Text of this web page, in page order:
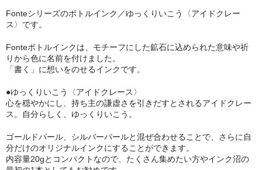
Fonteシリーズのボトルインク／ゆっくりいこう〈アイドクレー
ス〉です。
Fonteボトルインクは、モチーフにした鉱石に込められた意味や祈
りから色に名前を付けました。
「書く」に想いをのせるインクです。
●ゆっくりいこう〈アイドクレース〉
心を穏やかにし、持ち主の謙虚さを引きだすとされるアイドクレー
ス。自分らしく、ゆっくりいこう。
ゴールドパール、シルバーパールと混ぜ合わせることで、さらに自
分だけのオリジナルインクにすることができます。
内容量20gとコンパクトなので、たくさん集めたい方やインク沼の